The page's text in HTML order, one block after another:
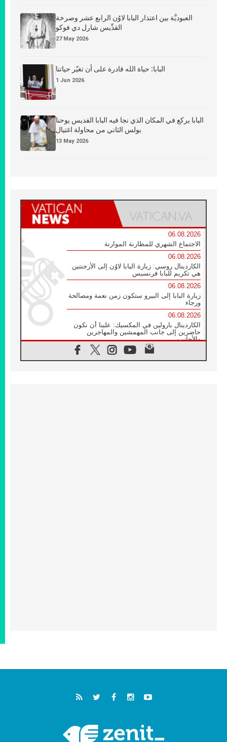
العبوديَّة بين اعتذار البابا لاوُن الرابع عشر وصرخة
القدِّيس شارل دي فوكو
27 May 2026
البابا: حياة الله قادرة على أن تغيّر حياتنا
1 Jun 2026
البابا يركع في المكان الذي نجا فيه البابا القديس يوحنا
بولس الثاني من محاولة اغتيال
13 May 2026
06.08.2026
الاجتماع الشهري للمطارنة الموارنة
06.08.2026
الكاردينال روسي: زيارة البابا لاوُن إلى الأرجنتين
هي تكريم للبابا فرنسيس
06.08.2026
زيارة البابا إلى البيرو ستكون زمن نعمة ومصالحة
ورجاء
06.08.2026
الكاردينال بارولين في المكسيك: علينا أن نكون
حاضرين إلى جانب المهمشين والمهاجرين
والأجانب
البابا لاوُن الرابع عشر للشباب في أسيزي: